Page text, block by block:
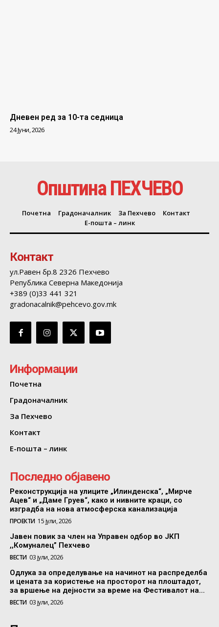
Дневен ред за 10-та седница
24 Јуни, 2026
Општина ПЕХЧЕВО
Почетна Градоначалник За Пехчево
Контакт
Е-пошта – линк
Контакт
ул.Равен бр.8 2326 Пехчево
Република Северна Македонија
+389 (0)33 441 321
gradonacalnik@pehcevo.gov.mk
Информации
Почетна
Градоначалник
За Пехчево
Контакт
Е-пошта – линк
Последно објавено
Реконструкција на улиците „Илинденска“, „Мирче
Ацев“ и „Даме Груев“, како и нивните краци, со
изградба на нова атмосферска канализација
ПРОЕКТИ 15 јули, 2026
Јавен повик за член на Управен одбор во ЈКП
,,Комуналец” Пехчево
ВЕСТИ 03 јули, 2026
Одлука за определување на начинот на распределба
и цената за користење на просторот на плоштадот,
за вршење на дејности за време на Фестивалот на...
ВЕСТИ 03 јули, 2026